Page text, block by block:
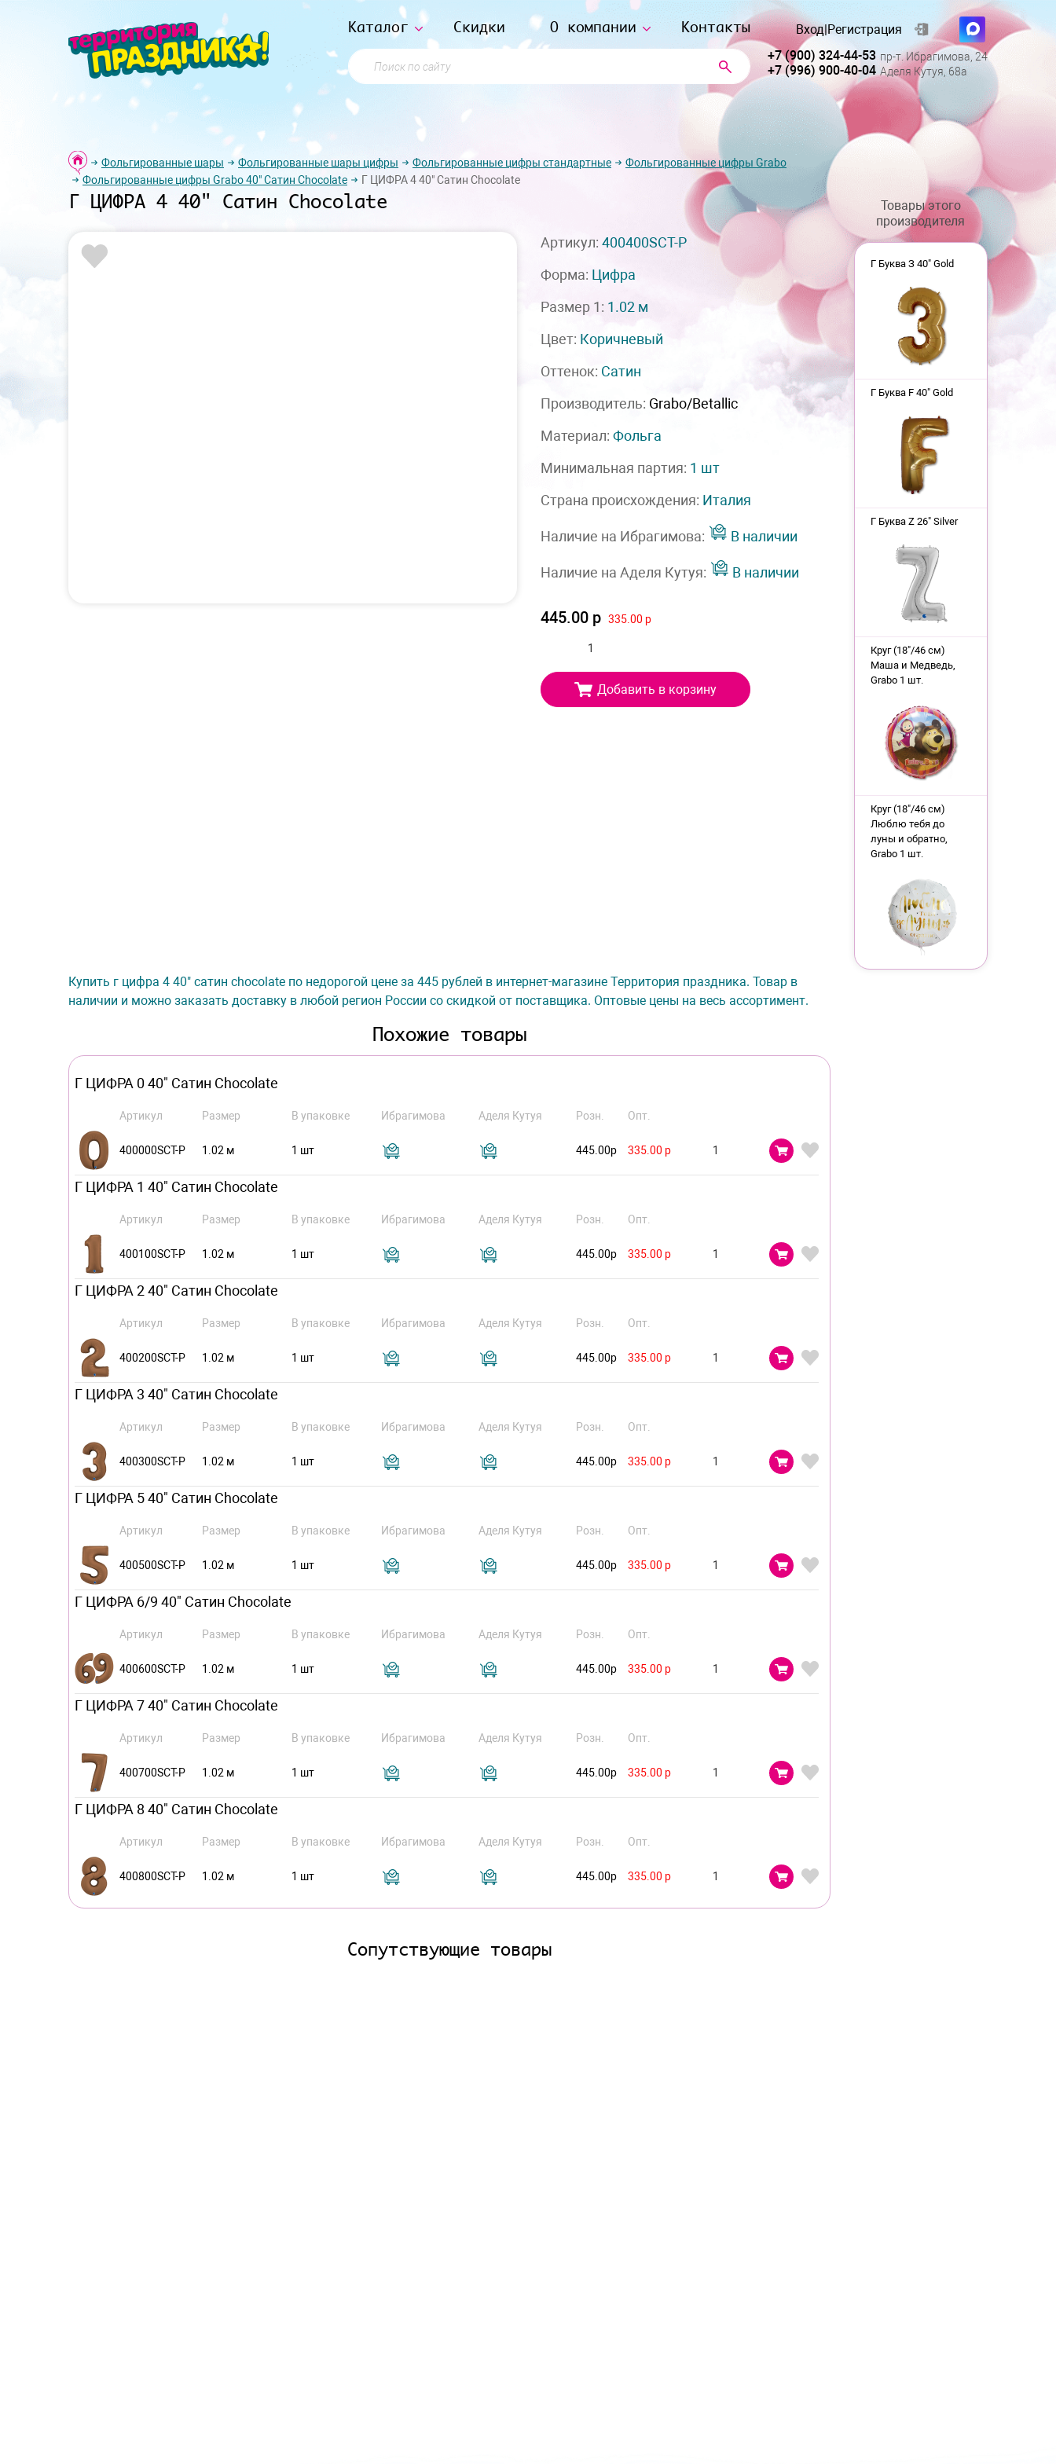
Каталог Скидки О компании Контакты
Поиск по сайту
Вход|Регистрация
+7 (900) 324-44-53 пр-т. Ибрагимова, 24
+7 (996) 900-40-04 Аделя Кутуя, 68а
Фольгированные шары Фольгированные шары цифры Фольгированные цифры стандартные
Фольгированные цифры Grabo
Фольгированные цифры Grabo 40" Сатин Chocolate
Г ЦИФРА 4 40" Сатин Chocolate
Г ЦИФРА 4 40" Сатин Chocolate
Артикул: 400400SCT-P
Форма: Цифра
Размер 1: 1.02 м
Цвет: Коричневый
Оттенок: Сатин
Производитель: Grabo/Betallic
Материал: Фольга
Минимальная партия: 1 шт
Страна происхождения: Италия
Наличие на Ибрагимова: В наличии
Наличие на Аделя Кутуя: В наличии
445.00 р 335.00 р
Добавить в корзину
Купить г цифра 4 40" сатин chocolate по недорогой цене за 445 рублей в интернет-магазине Территория праздника. Товар в
наличии и можно заказать доставку в любой регион России со скидкой от поставщика. Оптовые цены на весь ассортимент.
Похожие товары
Г ЦИФРА 0 40" Сатин Chocolate
Артикул Размер В упаковке Ибрагимова Аделя Кутуя Розн. Опт.
400000SCT-P 1.02 м 1 шт 445.00р 335.00 р
Г ЦИФРА 1 40" Сатин Chocolate
Артикул Размер В упаковке Ибрагимова Аделя Кутуя Розн. Опт.
400100SCT-P 1.02 м 1 шт 445.00р 335.00 р
Г ЦИФРА 2 40" Сатин Chocolate
Артикул Размер В упаковке Ибрагимова Аделя Кутуя Розн. Опт.
400200SCT-P 1.02 м 1 шт 445.00р 335.00 р
Г ЦИФРА 3 40" Сатин Chocolate
Артикул Размер В упаковке Ибрагимова Аделя Кутуя Розн. Опт.
400300SCT-P 1.02 м 1 шт 445.00р 335.00 р
Г ЦИФРА 5 40" Сатин Chocolate
Артикул Размер В упаковке Ибрагимова Аделя Кутуя Розн. Опт.
400500SCT-P 1.02 м 1 шт 445.00р 335.00 р
Г ЦИФРА 6/9 40" Сатин Chocolate
Артикул Размер В упаковке Ибрагимова Аделя Кутуя Розн. Опт.
400600SCT-P 1.02 м 1 шт 445.00р 335.00 р
Г ЦИФРА 7 40" Сатин Chocolate
Артикул Размер В упаковке Ибрагимова Аделя Кутуя Розн. Опт.
400700SCT-P 1.02 м 1 шт 445.00р 335.00 р
Г ЦИФРА 8 40" Сатин Chocolate
Артикул Размер В упаковке Ибрагимова Аделя Кутуя Розн. Опт.
400800SCT-P 1.02 м 1 шт 445.00р 335.00 р
Сопутствующие товары
Товары этого
производителя
Г Буква З 40" Gold
Г Буква F 40" Gold
Г Буква Z 26" Silver
Круг (18"/46 см)
Маша и Медведь,
Grabo 1 шт.
Круг (18"/46 см)
Люблю тебя до
луны и обратно,
Grabo 1 шт.